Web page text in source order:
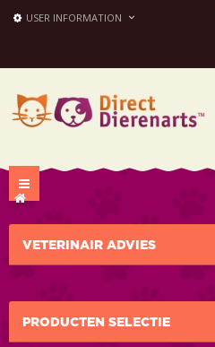
USER INFORMATION
Toggle
navigation
VETERINAIR ADVIES
PRODUCTEN SELECTIE